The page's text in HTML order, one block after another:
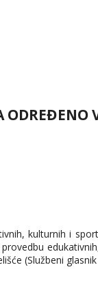
kulturnih i
(Službeni